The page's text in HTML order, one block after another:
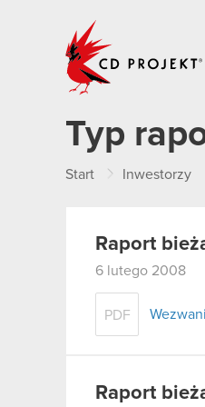
Typ
Start Inwestorzy
Raport
6 lutego 2008
PDF
Raport